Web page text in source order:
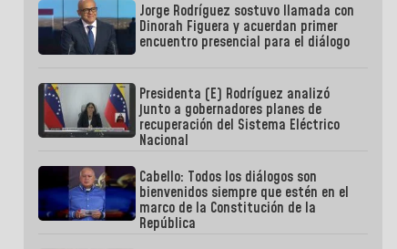
Jorge Rodríguez sostuvo llamada con
Dinorah Figuera y acuerdan primer
encuentro presencial para el diálogo
Presidenta (E) Rodríguez analizó
junto a gobernadores planes de
recuperación del Sistema Eléctrico
Nacional
Cabello: Todos los diálogos son
bienvenidos siempre que estén en el
marco de la Constitución de la
República